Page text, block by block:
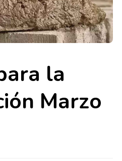
la
Marzo